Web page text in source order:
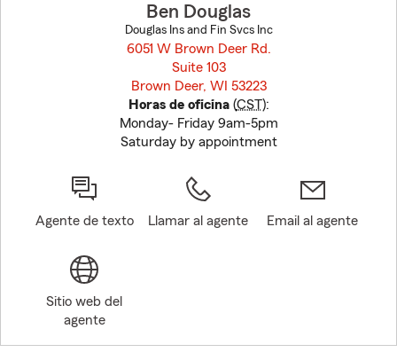
Ben Douglas
Douglas Ins and Fin Svcs Inc
6051 W Brown Deer Rd.
Suite 103
Brown Deer, WI 53223
Horas de oficina(CST):
Monday- Friday 9am-5pm
Saturday by appointment
Agente de texto Llamar al agente Email al agente
Sitio web del
agente